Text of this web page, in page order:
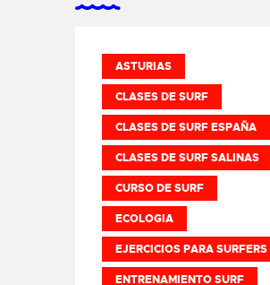
ASTURIAS
CLASES DE SURF
CLASES DE SURF ESPAÑA
CLASES DE SURF SALINAS
CURSO DE SURF
ECOLOGIA
EJERCICIOS PARA SURFERS
ENTRENAMIENTO SURF